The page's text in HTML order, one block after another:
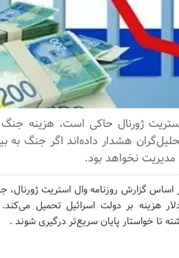
هشدار داده‌اند اگر جنگ
نخواهد بود.
اساس گزارش روزنامه وال استریت ژورنال،
هزینه بر دولت اسرائیل تحمیل
تا خواستار پایان سریع‌تر درگیری شوند .